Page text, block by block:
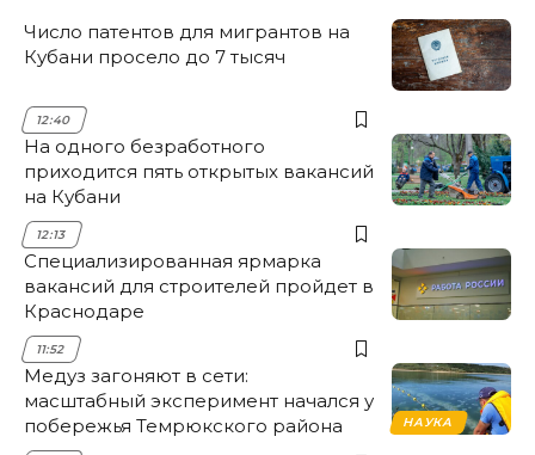
Число патентов для мигрантов на
Кубани просело до 7 тысяч
12:40
На одного безработного
приходится пять открытых вакансий
на Кубани
12:13
Специализированная ярмарка
вакансий для строителей пройдет в
Краснодаре
11:52
НАУКА
Медуз загоняют в сети:
масштабный эксперимент начался у
побережья Темрюкского района